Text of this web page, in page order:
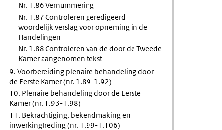
Nr. 1.86 Vernummering
Nr. 1.87 Controleren geredigeerd
woordelijk verslag voor opneming in de
Handelingen
Nr. 1.88 Controleren van de door de Tweede
Kamer aangenomen tekst
9. Voorbereiding plenaire behandeling door
de Eerste Kamer (nr. 1.89-1.92)
10. Plenaire behandeling door de Eerste
Kamer (nr. 1.93-1.98)
11. Bekrachtiging, bekendmaking en
inwerkingtreding (nr. 1.99-1.106)